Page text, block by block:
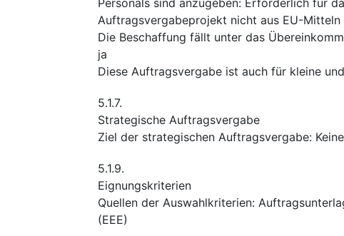
Auftragsvergabeprojekt nicht aus EU-
Die Beschaffung fällt unter das
ja
Diese Auftragsvergabe ist auch für kleine
5.1.7.
Strategische Auftragsvergabe
Ziel der strategischen Auftragsvergabe:
5.1.9.
Eignungskriterien
Quellen der Auswahlkriterien:
(EEE)